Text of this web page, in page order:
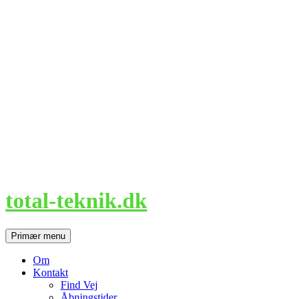
total-teknik.dk
SøgPrimær menu
Om
Kontakt
Find Vej